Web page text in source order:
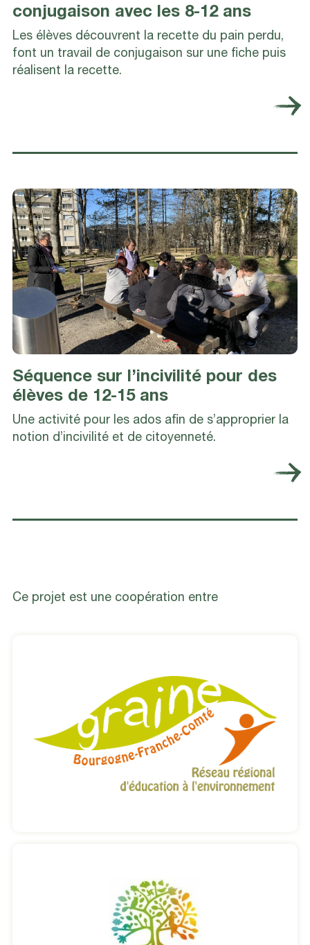
conjugaison avec les 8-12 ans
Les élèves découvrent la recette du pain perdu,
font un travail de conjugaison sur une fiche puis
réalisent la recette.
Séquence sur l’incivilité pour des
élèves de 12-15 ans
Une activité pour les ados afin de s’approprier la
notion d’incivilité et de citoyenneté.
Ce projet est une coopération entre